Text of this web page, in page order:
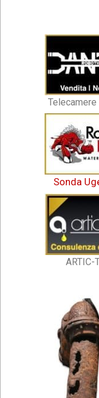
Sonda
ARTIC-